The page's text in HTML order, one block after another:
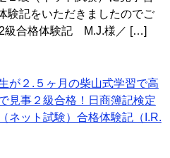
験記をいただきましたのでご
級合格体験記 M.J.様／ […]
が２.５ヶ月の柴山式学習で高
見事２級合格！日商簿記検定
ネット試験）合格体験記（I.R.